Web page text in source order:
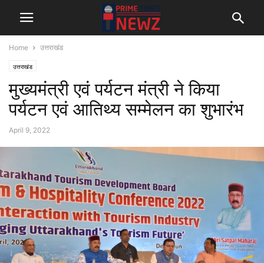
Home उत्तराखंड
उत्तराखंड
मुख्यमंत्री एवं पर्यटन मंत्री ने किया
पर्यटन एवं आतिथ्य सम्मेलन का शुभारंभ
April 9, 2022